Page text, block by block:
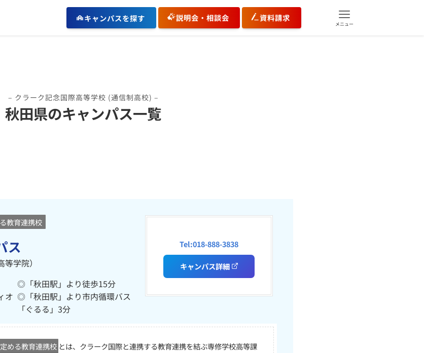
キャンパスを探す 説明会・相談会 資料請求
メニュー
秋田県のキャンパス一覧
– クラーク記念国際高等学校 (通信制高校) –
教育連携校
ス
学院）
オ
◎「秋田駅」より徒歩15分
◎「秋田駅」より市内循環バス
「ぐるる」3分
Tel:018-888-3838
キャンパス詳細
める教育連携校 とは、クラーク国際と連携する教育連携を結ぶ専修学校高等課